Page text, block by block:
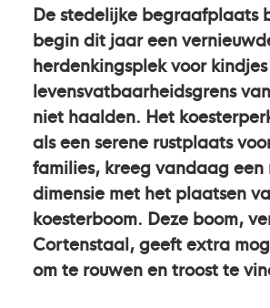
De stedelijke begraafplaats
begin dit jaar een
herdenkingsplek voor
levensvatbaarheidsgrens
niet haalden. Het
als een serene rustplaats
families, kreeg vandaag een
dimensie met het plaatsen
koesterboom. Deze boom,
Cortenstaal, geeft extra
om te rouwen en troost te